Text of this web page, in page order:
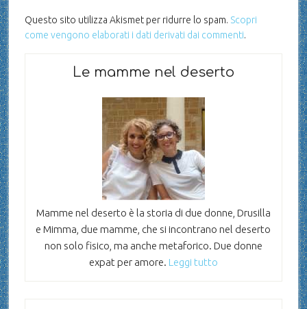
Questo sito utilizza Akismet per ridurre lo spam. Scopri
come vengono elaborati i dati derivati dai commenti.
Le mamme nel deserto
Mamme nel deserto è la storia di due donne, Drusilla
e Mimma, due mamme, che si incontrano nel deserto
non solo fisico, ma anche metaforico. Due donne
expat per amore. Leggi tutto